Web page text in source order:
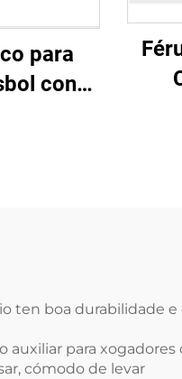
para
con
ten boa durabilidade
auxiliar para
cómodo de levar